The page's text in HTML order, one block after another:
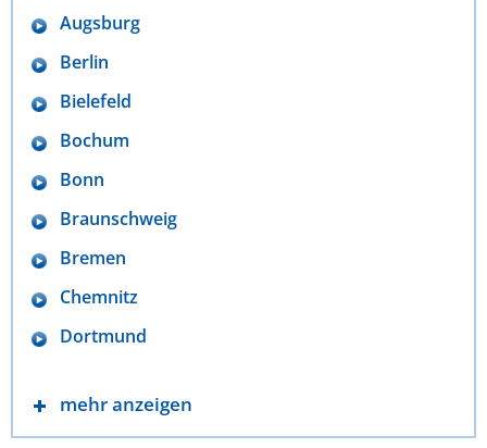
Augsburg
Berlin
Bielefeld
Bochum
Bonn
Braunschweig
Bremen
Chemnitz
Dortmund
mehr anzeigen